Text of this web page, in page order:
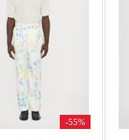
-55%